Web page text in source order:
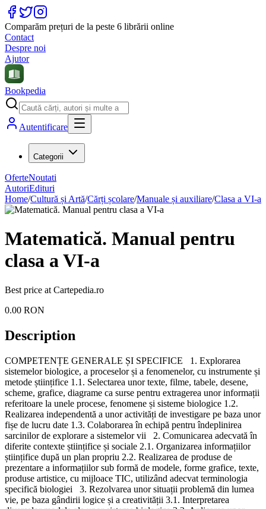
Comparăm prețuri de la peste 6 librării online
Contact
Despre noi
Ajutor
Bookpedia
Autentificare
Categorii
OferteNoutati
AutoriEdituri
Home/Cultură și Artă/Cărți școlare/Manuale și auxiliare/Clasa a VI-a
Matematică. Manual pentru
clasa a VI-a
Best price at Cartepedia.ro
0.00 RON
Description
COMPETENȚE GENERALE ȘI SPECIFICE 1. Explorarea
sistemelor biologice, a proceselor și a fenomenelor, cu instrumente și
metode științifice 1.1. Selectarea unor texte, filme, tabele, desene,
scheme, grafice, diagrame ca surse pentru extragerea unor informații
referitoare la unele procese, fenomene și sisteme biologice 1.2.
Realizarea independentă a unor activități de investigare pe baza unor
fișe de lucru date 1.3. Colaborarea în echipă pentru îndeplinirea
sarcinilor de explorare a sistemelor vii 2. Comunicarea adecvată în
diferite contexte științifice și sociale 2.1. Organizarea informațiilor
științifice după un plan propriu 2.2. Realizarea de produse de
prezentare a informațiilor sub formă de modele, forme grafice, texte,
produse artistice, cu mijloace TIC, utilizând adecvat terminologia
specifică biologiei 3. Rezolvarea unor situații problemă din lumea
vie, pe baza gândirii logice și a creativității 3.1. Interpretarea